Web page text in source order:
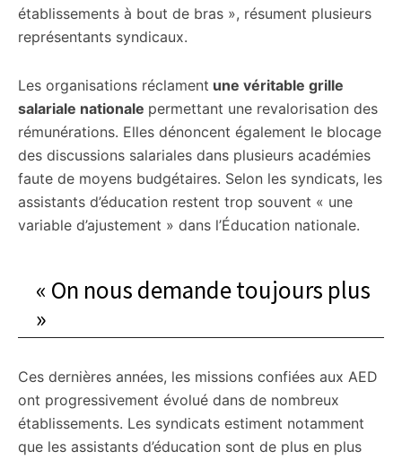
établissements à bout de bras », résument plusieurs
représentants syndicaux.
Les organisations réclament une véritable grille
salariale nationale permettant une revalorisation des
rémunérations. Elles dénoncent également le blocage
des discussions salariales dans plusieurs académies
faute de moyens budgétaires. Selon les syndicats, les
assistants d’éducation restent trop souvent « une
variable d’ajustement » dans l’Éducation nationale.
« On nous demande toujours plus
»
Ces dernières années, les missions confiées aux AED
ont progressivement évolué dans de nombreux
établissements. Les syndicats estiment notamment
que les assistants d’éducation sont de plus en plus